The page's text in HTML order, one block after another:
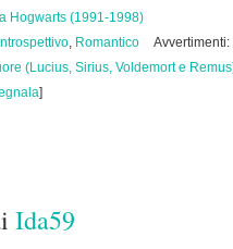
Hogwarts (1991-1998)
Introspettivo, Romantico
(Lucius, Sirius, Voldemort e
]
Ida59